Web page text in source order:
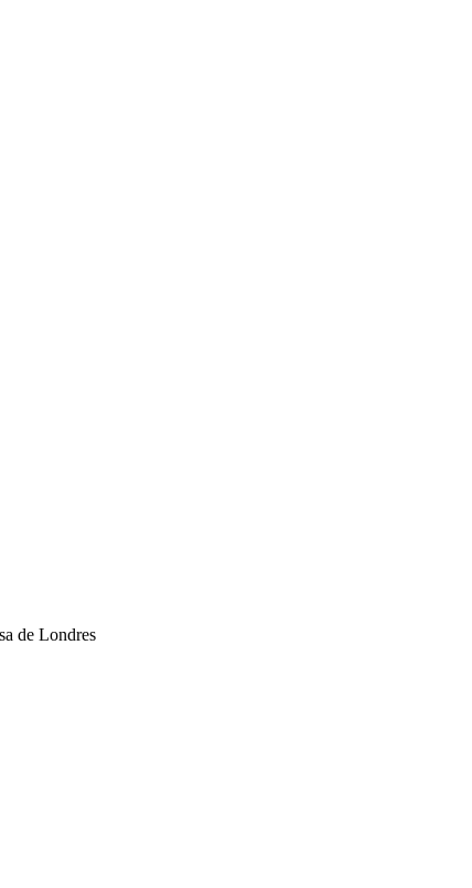
de Londres